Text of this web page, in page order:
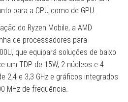
para a CPU como de GPU.
do Ryzen Mobile, a AMD
de processadores para
que equipará soluções de baixo
um TDP de 15W, 2 núcleos e 4
2,4 e 3,3 GHz e gráficos integrados
MHz de frequência.